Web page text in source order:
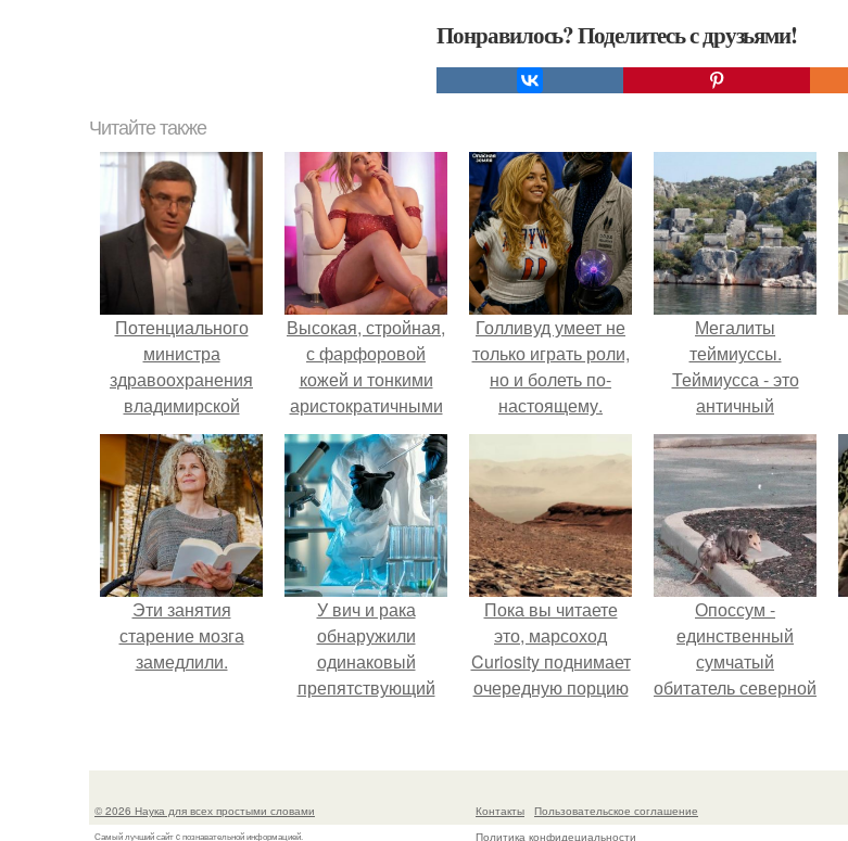
Понравилось? Поделитесь с друзьями!
Читайте также
Потенциального
министра
здравоохранения
владимирской
области арестовали
прямо в день
собеседования, -
губернатор Авдеев.
Высокая, стройная,
с фарфоровой
кожей и тонкими
аристократичными
чертами, эль
выглядит так, будто
сошла с полотна
художника.
Голливуд умеет не
только играть роли,
но и болеть по-
настоящему.
Мегалиты
теймиуссы.
Теймиусса - это
античный
разрушенный
город, на месте
которого сейчас
находится турецкая
рыбачья деревушка
учагыз.
Эти занятия
старение мозга
замедлили.
У вич и рака
обнаружили
одинаковый
препятствующий
Пока вы читаете
это, марсоход
Curiosity поднимает
очередную порцию
Опоссум -
единственный
сумчатый
обитатель северной
© 2026 Наука для всех простыми словами
Самый лучший сайт c познавательной информацией.
Контакты
Пользовательское соглашение
Политика конфидециальности